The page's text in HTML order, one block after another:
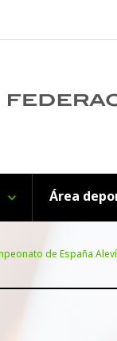
Área
de España